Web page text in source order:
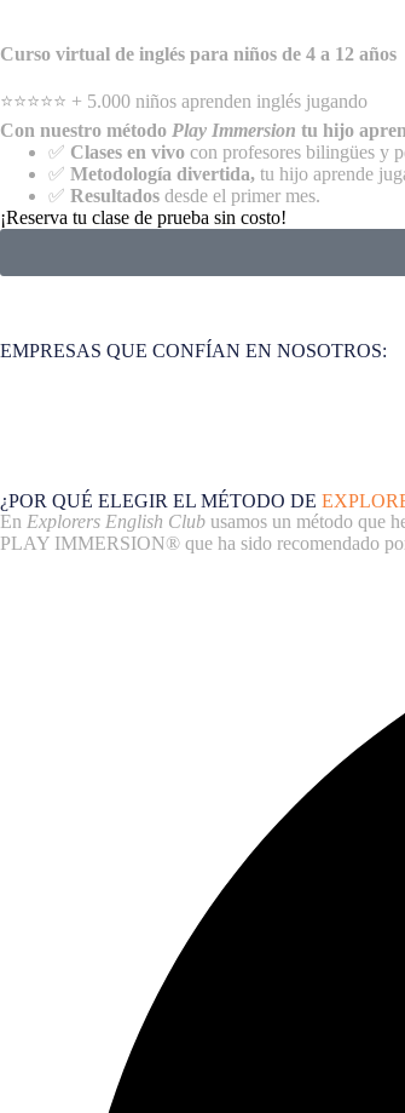
Curso virtual de inglés para niños de 4 a 12 años
⭐⭐⭐⭐⭐ + 5.000 niños aprenden inglés jugando
Con nuestro método Play Immersion tu hijo
✅ Clases en vivo con profesores bilingües y
✅ Metodología divertida, tu hijo aprende
✅ Resultados desde el primer mes.
¡Reserva tu clase de prueba sin costo!
EMPRESAS QUE CONFÍAN EN NOSOTROS:
¿POR QUÉ ELEGIR EL MÉTODO DE
En Explorers English Club usamos un método que
PLAY IMMERSION® que ha sido recomendado